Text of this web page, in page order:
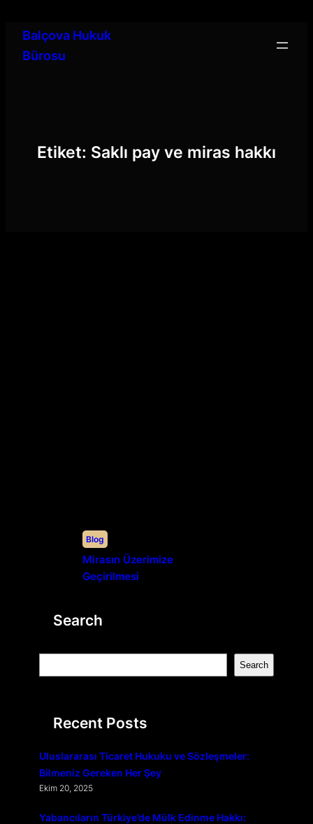
Balçova Hukuk
Bürosu
Etiket: Saklı pay ve miras hakkı
Blog
Mirasın Üzerimize
Geçirilmesi
Search
e
Search
Recent Posts
Uluslararası Ticaret Hukuku ve Sözleşmeler:
Bilmeniz Gereken Her Şey
Ekim 20, 2025
Yabancıların Türkiye’de Mülk Edinme Hakkı: